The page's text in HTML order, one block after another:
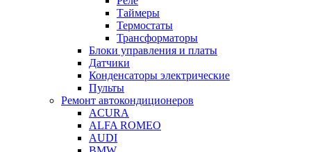
Таймеры
Термостаты
Трансформаторы
Блоки управления и платы
Датчики
Конденсаторы электрические
Пульты
Ремонт автокондиционеров
ACURA
ALFA ROMEO
AUDI